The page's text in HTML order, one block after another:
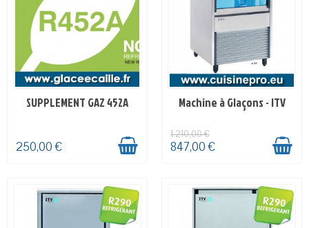
EN STOCK
SUPPLEMENT GAZ 452A
250,00 €
EN STOCK
Machine à Glaçons - ITV
1 210,00 €
847,00 €